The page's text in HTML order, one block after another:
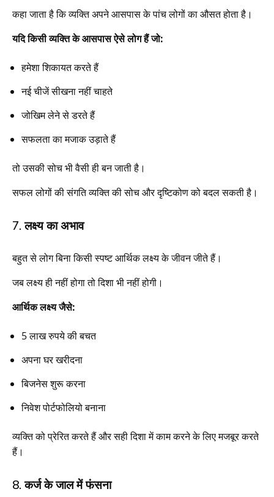
कहा जाता है कि व्यक्ति अपने आसपास के पांच लोगों का औसत होता है।
यदि किसी व्यक्ति के आसपास ऐसे लोग हैं जो:
हमेशा शिकायत करते हैं
नई चीजें सीखना नहीं चाहते
जोखिम लेने से डरते हैं
सफलता का मजाक उड़ाते हैं
तो उसकी सोच भी वैसी ही बन जाती है।
सफल लोगों की संगति व्यक्ति की सोच और दृष्टिकोण को बदल सकती है।
7. लक्ष्य का अभाव
बहुत से लोग बिना किसी स्पष्ट आर्थिक लक्ष्य के जीवन जीते हैं।
जब लक्ष्य ही नहीं होगा तो दिशा भी नहीं होगी।
आर्थिक लक्ष्य जैसे:
5 लाख रुपये की बचत
अपना घर खरीदना
बिजनेस शुरू करना
निवेश पोर्टफोलियो बनाना
व्यक्ति को प्रेरित करते हैं और सही दिशा में काम करने के लिए मजबूर करते
हैं।
8. कर्ज के जाल में फंसना